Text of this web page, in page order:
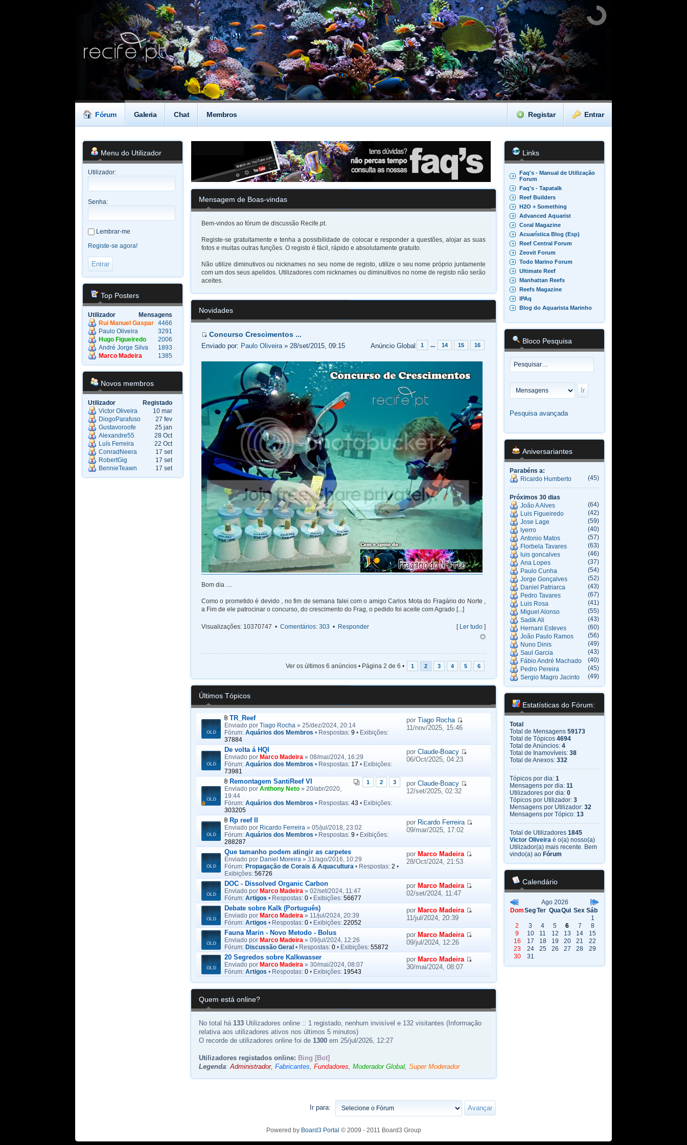
Fórum Galeria Chat Membros Entrar
Registar
Menu do Utilizador
Utilizador:
Senha:
Lembrar-me
Registe-se agora!
Top Posters
Utilizador
Mensagens
Rui Manuel Gaspar 4466
Paulo Oliveira
3291
Hugo Figueiredo
2006
André Jorge Silva
1893
Marco Madeira
1385
Novos membros
Utilizador
Registado
Victor Oliveira
10 mar
DiogoParafuso
27 fev
Gustavoroofe
25 jan
Alexandre55
28 Oct
Luís Ferreira
22 Oct
ConradNeera
17 set
RobertGig
17 set
BennieTeawn
17 set
Mensagem de Boas-vindas
Bem-vindos ao fórum de discussão Recife.pt.
Registe-se gratuitamente e tenha a possibilidade de colocar e responder a questões, alojar as suas
fotos e muitas outras funções. O registo é fácil, rápido e absolutamente gratuito.
Não utilize diminutivos ou nicknames no seu nome de registo, utilize o seu nome próprio juntamente
com um dos seus apelidos. Utilizadores com nicknames ou diminuitivos no nome de registo não serão
aceites.
Novidades
Concurso Crescimentos ...
1 ... 14 15 16
Enviado por: Paulo Oliveira» 28/set/2015, 09:15 Anúncio Global
Bom dia ....
Como o prometido é devido , no fim de semana falei com o amigo Carlos Mota do Fragário do Norte ,
a Fim de ele patrocinar o concurso, do crescimento do Frag, o pedido foi aceite com Agrado [...]
Visualizações: 10370747 • Comentários: 303 • Responder [ Ler tudo ]
Ver os últimos 6 anúncios • Página 2 de 6 • 1 2 3 4 5 6
Últimos Tópicos
TR_Reef
Enviado por Tiago Rocha » 25/dez/2024, 20:14
Fórum: Aquários dos Membros • Respostas: 9 • Exibições:
37884
por Tiago Rocha
11/nov/2025, 15:46
De volta á HQI
Enviado por Marco Madeira » 08/mai/2024, 16:29
Fórum: Aquários dos Membros • Respostas: 17 • Exibições:
73981
por Claude-Boacy
06/Oct/2025, 04:23
Remontagem SantiReef VI 1 2 3
Enviado por Anthony Neto » 20/abr/2020,
19:44
Fórum: Aquários dos Membros • Respostas: 43 • Exibições:
303205
por Claude-Boacy
12/set/2025, 02:32
Rp reef II
Enviado por Ricardo Ferreira » 05/jul/2018, 23:02
Fórum: Aquários dos Membros • Respostas: 9 • Exibições:
288287
por Ricardo Ferreira
09/mar/2025, 17:02
Que tamanho podem atingir as carpetes
Enviado por Daniel Moreira » 31/ago/2016, 10:29
Fórum: Propagação de Corais & Aquacultura • Respostas: 2 •
Exibições: 56726
por Marco Madeira
28/Oct/2024, 21:53
DOC - Dissolved Organic Carbon
Enviado por Marco Madeira » 02/set/2024, 11:47
Fórum: Artigos • Respostas: 0 • Exibições: 56677
por Marco Madeira
02/set/2024, 11:47
Debate sobre Kalk (Português)
Enviado por Marco Madeira » 11/jul/2024, 20:39
Fórum: Artigos • Respostas: 0 • Exibições: 22052
por Marco Madeira
11/jul/2024, 20:39
Fauna Marin - Novo Metodo - Bolus
Enviado por Marco Madeira » 09/jul/2024, 12:26
Fórum: Discussão Geral • Respostas: 0 • Exibições: 55872
por Marco Madeira
09/jul/2024, 12:26
20 Segredos sobre Kalkwasser
Enviado por Marco Madeira » 30/mai/2024, 08:07
Fórum: Artigos • Respostas: 0 • Exibições: 19543
por Marco Madeira
30/mai/2024, 08:07
Quem está online?
No total há 133 Utilizadores online :: 1 registado, nenhum invisível e 132 visitantes (Informação
relativa aos utilizadores ativos nos últimos 5 minutos)
O recorde de utilizadores online foi de 1300 em 25/jul/2026, 12:27
Utilizadores registados online: Bing [Bot]
Legenda: Administrador, Fabricantes Fundadores Moderador Global Super Moderador
Ir para:
Links
Faq's - Manual de Utilização
Forum
Faq's - Tapatalk
Reef Builders
H2O + Something
Advanced Aquarist
Coral Magazine
Acuarística Blog (Esp)
Reef Central Forum
Zeovit Forum
Todo Marino Forum
Ultimate Reef
Manhattan Reefs
Reefs Magazine
IPAq
Blog do Aquarista Marinho
Bloco Pesquisa
Pesquisa avançada
Aniversariantes
Parabéns a:
Ricardo Humberto
(45)
Próximos 30 dias
João A Alves
(64)
Luis Figueiredo
(42)
Jose Lage
(59)
lyerro
(40)
Antonio Matos
(57)
Florbela Tavares
(63)
luis goncalves
(46)
Ana Lopes
(37)
Paulo Cunha
(54)
Jorge Gonçalves
(52)
Daniel Patriarca
(43)
Pedro Tavares
(67)
Luis Rosa
(41)
Miguel Alonso
(55)
Sadik Ali
(43)
Hernani Esteves
(60)
João Paulo Ramos
(56)
Nuno Dinis
(49)
Saul Garcia
(43)
Fábio André Machado
(40)
Pedro Pereira
(45)
Sergio Magro Jacinto
(49)
Estatísticas do Fórum:
Total
Total de Mensagens 59173
Total de Tópicos 4694
Total de Anúncios: 4
Total de Inamovíveis: 38
Total de Anexos: 332
Tópicos por dia: 1
Mensagens por dia: 11
Utilizadores por dia: 0
Tópicos por Utilizador: 3
Mensagens por Utilizador: 32
Mensagens por Tópico: 13
Total de Utilizadores 1845
Victor Oliveira é o(a) nosso(a)
Utilizador(a) mais recente. Bem
vindo(a) ao Fórum
Calendário
Ago 2026
DomSegTer QuaQui Sex Sáb
1
2
3 4 5 6 7
8
9
10 11 12 13 14
15
16
17 18 19 20 21
22
23
24 25 26 27 28
29
30
31
Powered by Board3 Portal © 2009 - 2011 Board3 Group